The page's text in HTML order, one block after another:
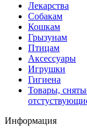
Лекарства
Собакам
Кошкам
Грызунам
Птицам
Аксессуары
Игрушки
Гигиена
Товары,
Информация